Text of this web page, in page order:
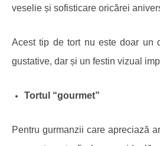
veselie și sofisticare oricărei
Acest tip de tort nu este doar un
gustative, dar și un festin vizual
Tortul “gourmet”
Pentru gurmanzii care apreciază